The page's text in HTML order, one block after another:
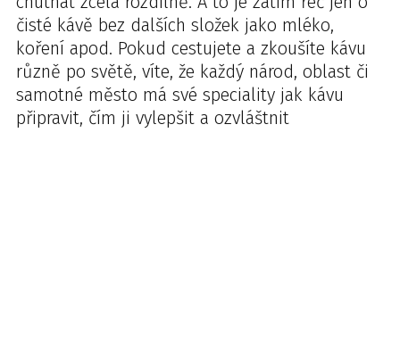
čisté kávě bez dalších složek jako mléko,
koření apod. Pokud cestujete a zkoušíte kávu
různě po světě, víte, že každý národ, oblast či
samotné město má své speciality jak kávu
připravit, čím ji vylepšit a ozvláštnit